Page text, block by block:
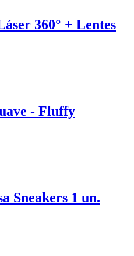
360° + Lentes
- Fluffy
Sneakers 1 un.